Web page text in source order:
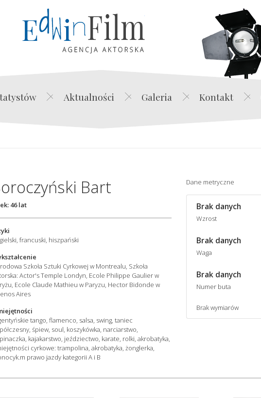
Edwin Film Agencja Aktorska
Aktualności Galeria Kontakt
Bart
46 lat
francuski, hiszpański
Szkoła Sztuki Cyrkowej w Montrealu, Szkoła
Actor's Temple Londyn, Ecole Philippe Gaulier w
Ecole Claude Mathieu w Paryzu, Hector Bidonde w
Aires
tango, flamenco, salsa, swing, taniec
śpiew, soul, koszykówka, narciarstwo,
kajakarstwo, jeździectwo, karate, rolki, akrobatyka,
cyrkowe: trampolina, akrobatyka, żonglerka,
prawo jazdy kategorii A i B
Dane metryczne
Brak danych
Wzrost
Brak danych
Waga
Brak danych
Numer buta
Brak wymiarów